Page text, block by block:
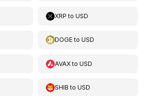
XRP toUSD
DOGEtoUSD
AVAXtoUSD
SHIB toUSD